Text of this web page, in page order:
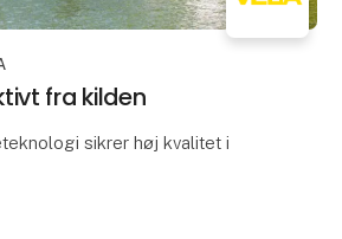
fra kilden
sikrer høj kvalitet i